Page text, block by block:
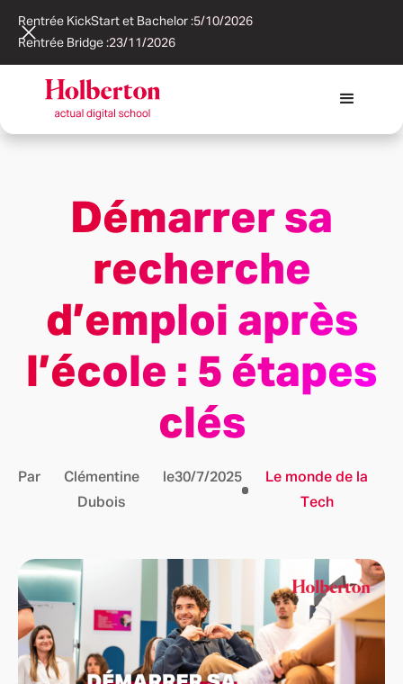
Rentrée KickStart et Bachelor :5/10/2026
Rentrée Bridge :23/11/2026
Démarrer sa
recherche
d’emploi après
l’école : 5 étapes
clés
Par
Clémentine
Dubois
le30/7/2025
Le monde de la
Tech